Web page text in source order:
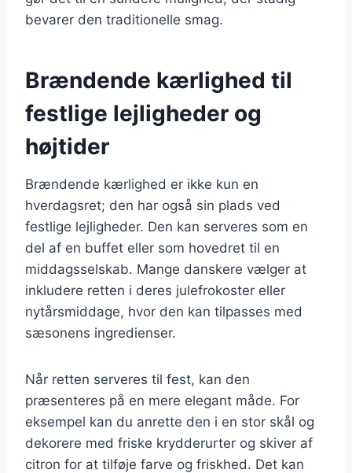
bevarer den traditionelle smag.
Brændende kærlighed til
festlige lejligheder og
højtider
Brændende kærlighed er ikke kun en
hverdagsret; den har også sin plads ved
festlige lejligheder. Den kan serveres som en
del af en buffet eller som hovedret til en
middagsselskab. Mange danskere vælger at
inkludere retten i deres julefrokoster eller
nytårsmiddage, hvor den kan tilpasses med
sæsonens ingredienser.
Når retten serveres til fest, kan den
præsenteres på en mere elegant måde. For
eksempel kan du anrette den i en stor skål og
dekorere med friske krydderurter og skiver af
citron for at tilføje farve og friskhed. Det kan